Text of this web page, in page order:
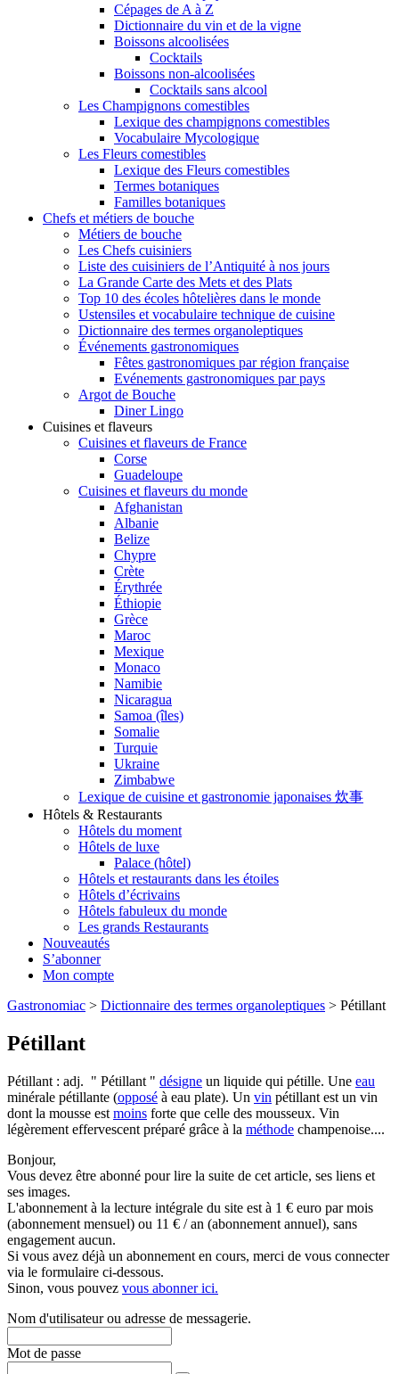
Cépages de A à Z
Dictionnaire du vin et de la vigne
Boissons alcoolisées
Cocktails
Boissons non-alcoolisées
Cocktails sans alcool
Les Champignons comestibles
Lexique des champignons comestibles
Vocabulaire Mycologique
Les Fleurs comestibles
Lexique des Fleurs comestibles
Termes botaniques
Familles botaniques
Chefs et métiers de bouche
Métiers de bouche
Les Chefs cuisiniers
Liste des cuisiniers de l’Antiquité à nos jours
La Grande Carte des Mets et des Plats
Top 10 des écoles hôtelières dans le monde
Ustensiles et vocabulaire technique de cuisine
Dictionnaire des termes organoleptiques
Événements gastronomiques
Fêtes gastronomiques par région française
Evénements gastronomiques par pays
Argot de Bouche
Diner Lingo
Cuisines et flaveurs
Cuisines et flaveurs de France
Corse
Guadeloupe
Cuisines et flaveurs du monde
Afghanistan
Albanie
Belize
Chypre
Crète
Érythrée
Éthiopie
Grèce
Maroc
Mexique
Monaco
Namibie
Nicaragua
Samoa (îles)
Somalie
Turquie
Ukraine
Zimbabwe
Lexique de cuisine et gastronomie japonaises 炊事
Hôtels & Restaurants
Hôtels du moment
Hôtels de luxe
Palace (hôtel)
Hôtels et restaurants dans les étoiles
Hôtels d’écrivains
Hôtels fabuleux du monde
Les grands Restaurants
Nouveautés
S’abonner
Mon compte
Gastronomiac > Dictionnaire des termes organoleptiques > Pétillant
Pétillant
Pétillant : adj. " Pétillant " désigne un liquide qui pétille. Une eau
minérale pétillante (opposé à eau plate). Un vin pétillant est un vin
dont la mousse est moins forte que celle des mousseux. Vin
légèrement effervescent préparé grâce à la méthode champenoise....
Bonjour,
Vous devez être abonné pour lire la suite de cet article, ses liens et
ses images.
L'abonnement à la lecture intégrale du site est à 1 € euro par mois
(abonnement mensuel) ou 11 € / an (abonnement annuel), sans
engagement aucun.
Si vous avez déjà un abonnement en cours, merci de vous connecter
via le formulaire ci-dessous.
Sinon, vous pouvez vous abonner ici.
Nom d'utilisateur ou adresse de messagerie.
Mot de passe